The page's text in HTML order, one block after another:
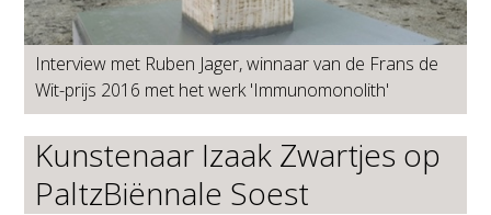
Interview met Ruben Jager, winnaar van de Frans de
Wit-prijs 2016 met het werk 'Immunomonolith'
Kunstenaar Izaak Zwartjes op
PaltzBiënnale Soest